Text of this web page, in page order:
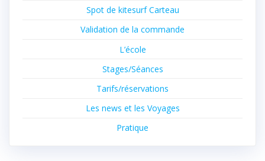
Spot de kitesurf Carteau
Validation de la commande
L’école
Stages/Séances
Tarifs/réservations
Les news et les Voyages
Pratique